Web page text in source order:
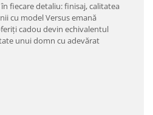
fiecare detaliu: finisaj, calitatea
cu model Versus emană
cadou devin echivalentul
unui domn cu adevărat